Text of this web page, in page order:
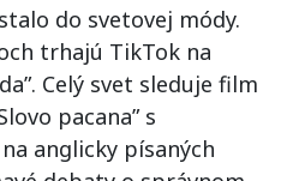
do svetovej módy.
trhajú TikTok na
Celý svet sleduje film
pacana” s
anglicky písaných